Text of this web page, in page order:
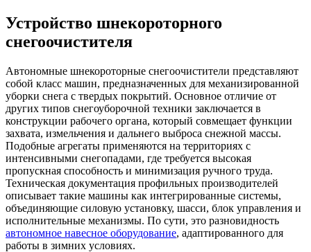
Устройство шнекороторного
снегоочистителя
Автономные шнекороторные снегоочистители представляют
собой класс машин, предназначенных для механизированной
уборки снега с твердых покрытий. Основное отличие от
других типов снегоуборочной техники заключается в
конструкции рабочего органа, который совмещает функции
захвата, измельчения и дальнего выброса снежной массы.
Подобные агрегаты применяются на территориях с
интенсивными снегопадами, где требуется высокая
пропускная способность и минимизация ручного труда.
Техническая документация профильных производителей
описывает такие машины как интегрированные системы,
объединяющие силовую установку, шасси, блок управления и
исполнительные механизмы. По сути, это разновидность
автономное навесное оборудование, адаптированного для
работы в зимних условиях.